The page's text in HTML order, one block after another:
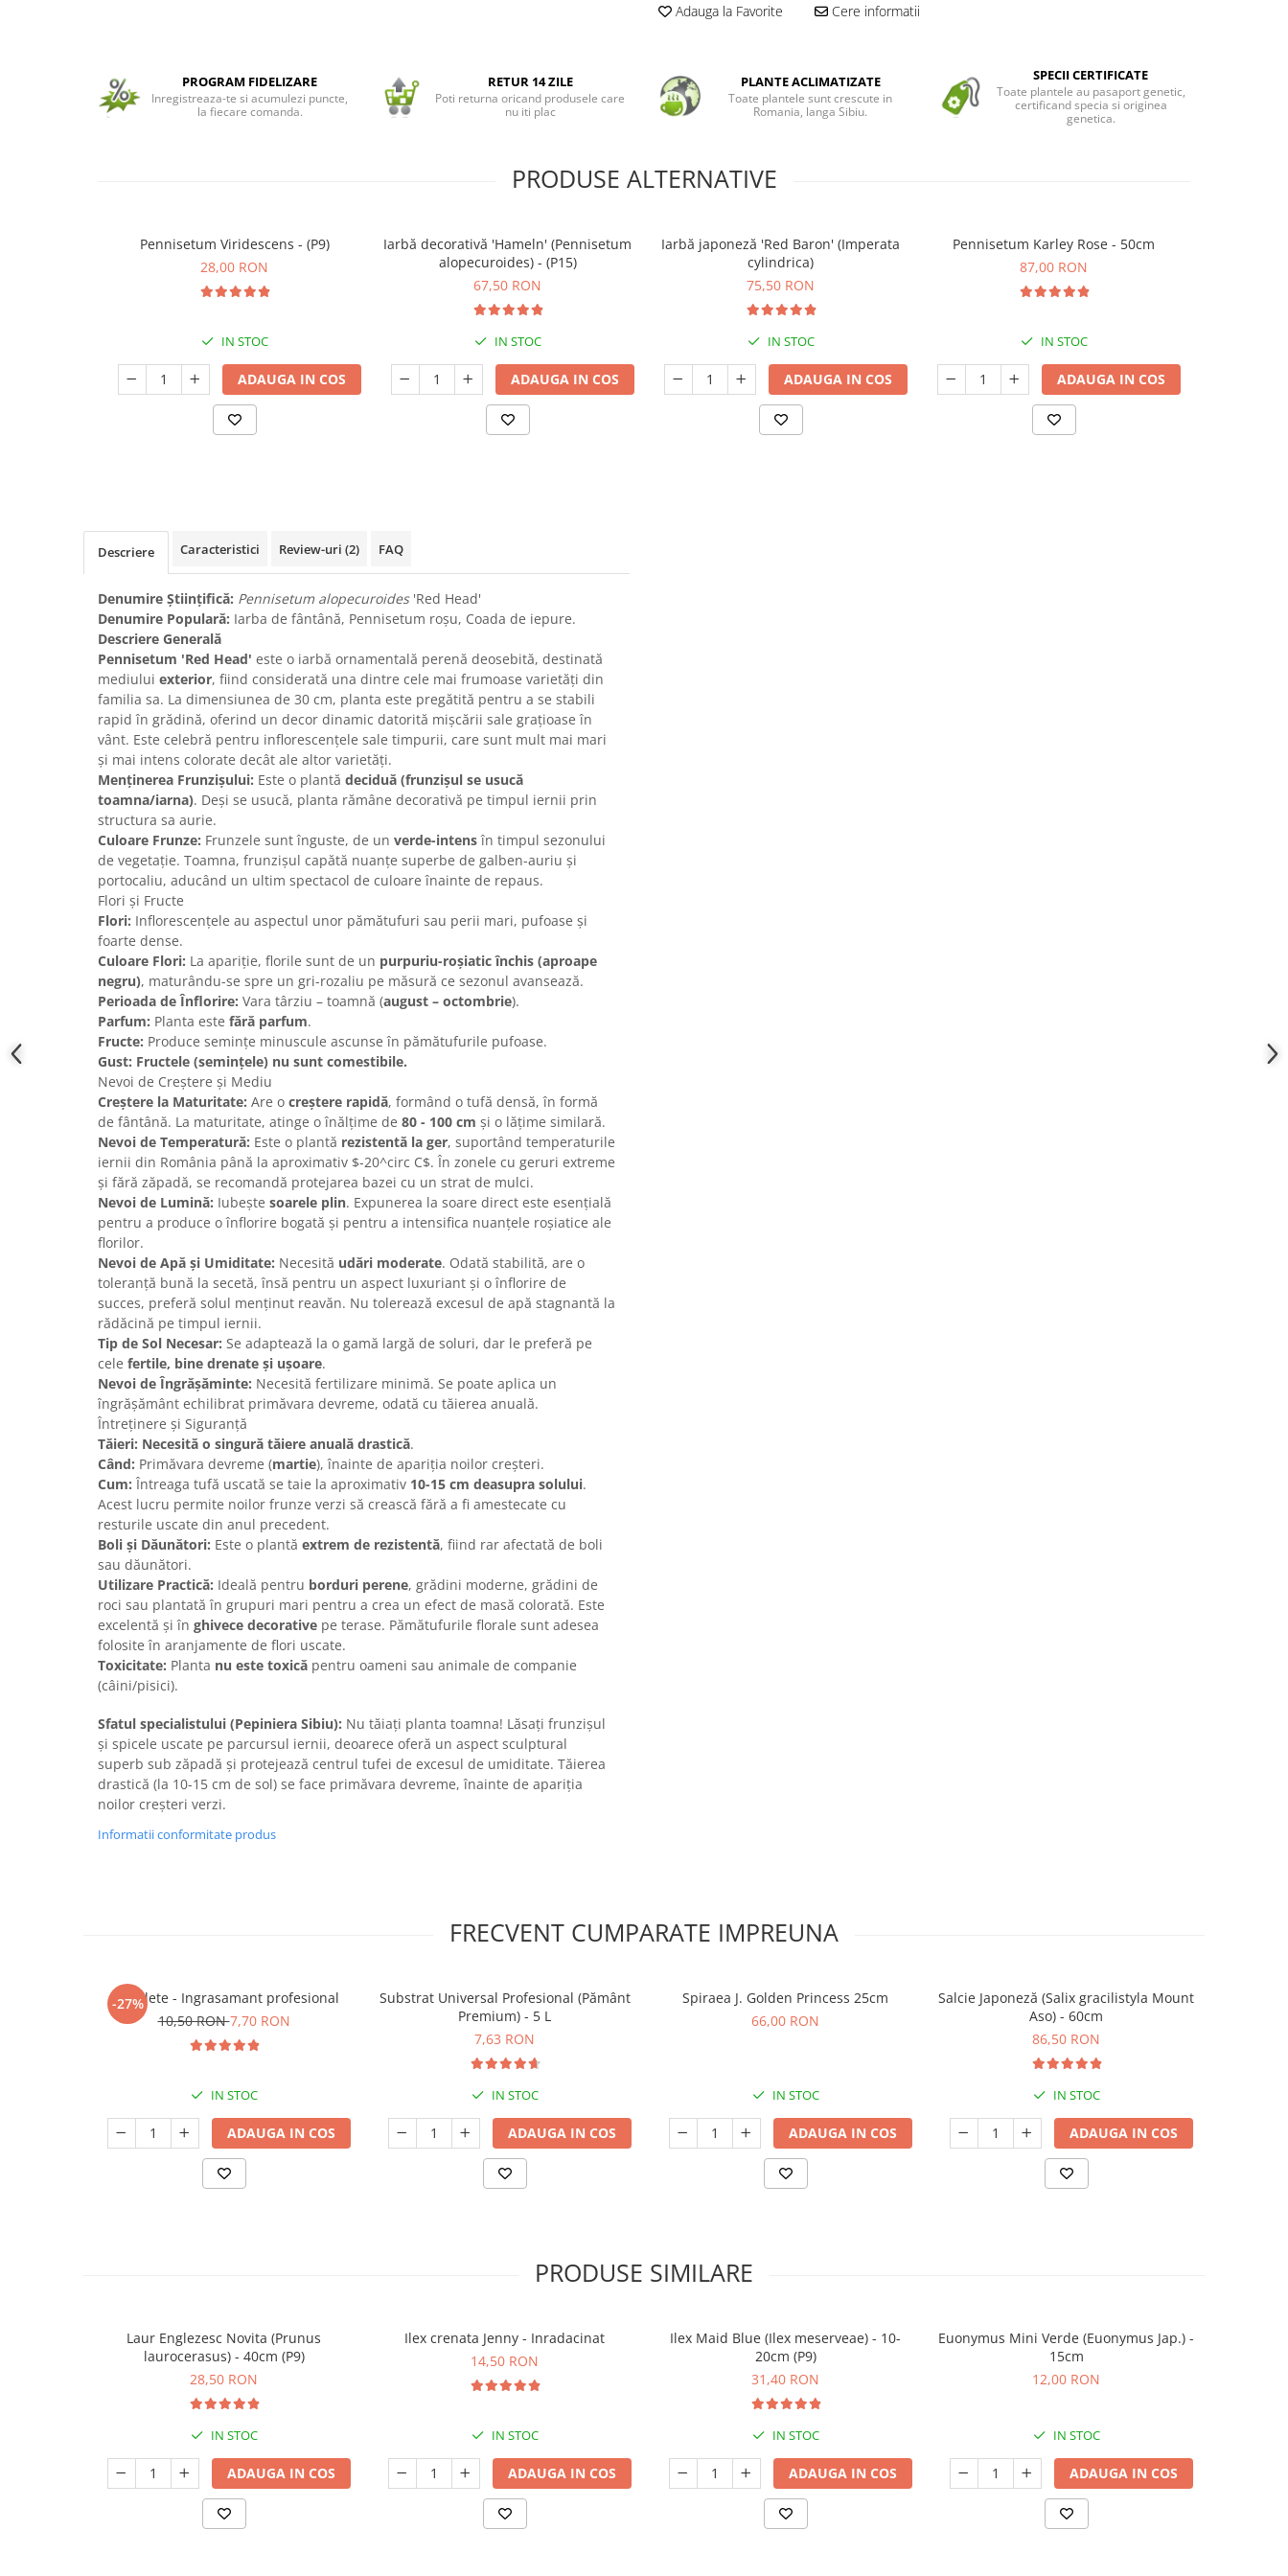
Adauga la Favorite Cere informatii
PROGRAM FIDELIZARE
Inregistreaza-te si acumulezi puncte,
la fiecare comanda.
RETUR 14 ZILE
Poti returna oricand produsele care
nu iti plac
PLANTE ACLIMATIZATE
Toate plantele sunt crescute in
Romania, langa Sibiu.
SPECII CERTIFICATE
Toate plantele au pasaport genetic,
certificand specia si originea
genetica.
PRODUSE ALTERNATIVE
Pennisetum Viridescens - (P9)
28,00 RON
IN STOC
ADAUGA IN COS
Iarbă decorativă 'Hameln' (Pennisetum
alopecuroides) - (P15)
67,50 RON
IN STOC
ADAUGA IN COS
Iarbă japoneză 'Red Baron' (Imperata
cylindrica)
75,50 RON
IN STOC
ADAUGA IN COS
Pennisetum Karley Rose - 50cm
87,00 RON
IN STOC
ADAUGA IN COS
Descriere Caracteristici Review-uri (2) FAQ
Denumire Științifică: Pennisetum alopecuroides'Red Head'
Denumire Populară: Iarba de fântână, Pennisetum roșu, Coada de iepure.
Descriere Generală
Pennisetum 'Red Head' este o iarbă ornamentală perenă deosebită, destinată
mediului exterior, fiind considerată una dintre cele mai frumoase varietăți din
familia sa. La dimensiunea de 30 cm, planta este pregătită pentru a se stabili
rapid în grădină, oferind un decor dinamic datorită mișcării sale grațioase în
vânt. Este celebră pentru inflorescențele sale timpurii, care sunt mult mai mari
și mai intens colorate decât ale altor varietăți.
Menținerea Frunzișului: Este o plantă deciduă (frunzișul se usucă
toamna/iarna). Deși se usucă, planta rămâne decorativă pe timpul iernii prin
structura sa aurie.
Culoare Frunze: Frunzele sunt înguste, de un verde-intensîn timpul sezonului
de vegetație. Toamna, frunzișul capătă nuanțe superbe de galben-auriu și
portocaliu, aducând un ultim spectacol de culoare înainte de repaus.
Flori și Fructe
Flori: Inflorescențele au aspectul unor pămătufuri sau perii mari, pufoase și
foarte dense.
Culoare Flori: La apariție, florile sunt de un purpuriu-roșiatic închis (aproape
negru), maturându-se spre un gri-rozaliu pe măsură ce sezonul avansează.
Perioada de Înflorire: Vara târziu – toamnă (august – octombrie).
Parfum: Planta este fără parfum.
Fructe: Produce semințe minuscule ascunse în pămătufurile pufoase.
Gust: Fructele (semințele) nu sunt comestibile.
Nevoi de Creștere și Mediu
Creștere la Maturitate: Are o creștere rapidă, formând o tufă densă, în formă
de fântână. La maturitate, atinge o înălțime de 80 - 100 cm și o lățime similară.
Nevoi de Temperatură: Este o plantă rezistentă la ger, suportând temperaturile
iernii din România până la aproximativ $-20^circ C$. În zonele cu geruri extreme
și fără zăpadă, se recomandă protejarea bazei cu un strat de mulci.
Nevoi de Lumină: Iubește soarele plin. Expunerea la soare direct este esențială
pentru a produce o înflorire bogată și pentru a intensifica nuanțele roșiatice ale
florilor.
Nevoi de Apă și Umiditate: Necesită udări moderate. Odată stabilită, are o
toleranță bună la secetă, însă pentru un aspect luxuriant și o înflorire de
succes, preferă solul menținut reavăn. Nu tolerează excesul de apă stagnantă la
rădăcină pe timpul iernii.
Tip de Sol Necesar: Se adaptează la o gamă largă de soluri, dar le preferă pe
cele fertile, bine drenate și ușoare.
Nevoi de Îngrășăminte: Necesită fertilizare minimă. Se poate aplica un
îngrășământ echilibrat primăvara devreme, odată cu tăierea anuală.
Întreținere și Siguranță
Tăieri: Necesită o singură tăiere anuală drastică.
Când: Primăvara devreme (martie), înainte de apariția noilor creșteri.
Cum: Întreaga tufă uscată se taie la aproximativ 10-15 cm deasupra solului.
Acest lucru permite noilor frunze verzi să crească fără a fi amestecate cu
resturile uscate din anul precedent.
Boli și Dăunători: Este o plantă extrem de rezistentă, fiind rar afectată de boli
sau dăunători.
Utilizare Practică: Ideală pentru borduri perene, grădini moderne, grădini de
roci sau plantată în grupuri mari pentru a crea un efect de masă colorată. Este
excelentă și în ghivece decorative pe terase. Pămătufurile florale sunt adesea
folosite în aranjamente de flori uscate.
Toxicitate: Planta nu este toxică pentru oameni sau animale de companie
(câini/pisici).
Sfatul specialistului (Pepiniera Sibiu): Nu tăiați planta toamna! Lăsați frunzișul
și spicele uscate pe parcursul iernii, deoarece oferă un aspect sculptural
superb sub zăpadă și protejează centrul tufei de excesul de umiditate. Tăierea
drastică (la 10-15 cm de sol) se face primăvara devreme, înainte de apariția
noilor creșteri verzi.
Informatii conformitate produs
FRECVENT CUMPARATE IMPREUNA
-27%
5 Tablete - Ingrasamant profesional
10,50 RON7,70 RON
IN STOC
ADAUGA IN COS
Substrat Universal Profesional (Pământ
Premium) - 5 L
7,63 RON
IN STOC
ADAUGA IN COS
Spiraea J. Golden Princess 25cm
66,00 RON
IN STOC
ADAUGA IN COS
Salcie Japoneză (Salix gracilistyla Mount
Aso) - 60cm
86,50 RON
IN STOC
ADAUGA IN COS
PRODUSE SIMILARE
Laur Englezesc Novita (Prunus
laurocerasus) - 40cm (P9)
28,50 RON
IN STOC
ADAUGA IN COS
Ilex crenata Jenny - Inradacinat
14,50 RON
IN STOC
ADAUGA IN COS
Ilex Maid Blue (Ilex meserveae) - 10-
20cm (P9)
31,40 RON
IN STOC
ADAUGA IN COS
Euonymus Mini Verde (Euonymus Jap.) -
15cm
12,00 RON
IN STOC
ADAUGA IN COS